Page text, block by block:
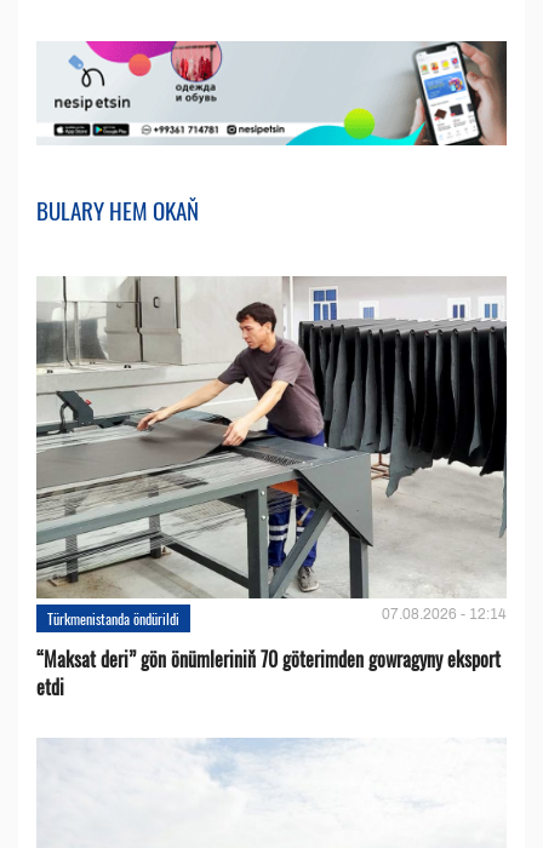
BULARY HEM OKAŇ
Türkmenistanda öndürildi 07.08.2026 - 12:14
“Maksat deri” gön önümleriniň 70 göterimden gowragyny eksport
etdi